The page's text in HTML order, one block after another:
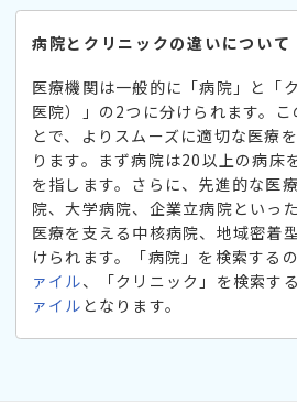
病院とクリニックの違いについて
医療機関は一般的に「病院」と「
医院）」の2つに分けられます。
とで、よりスムーズに適切な医療
ります。まず病院は20以上の病床
を指します。さらに、先進的な医
院、大学病院、企業立病院といっ
医療を支える中核病院、地域密着
けられます。「病院」を検索する
ァイル、「クリニック」を検索す
ァイル となります。